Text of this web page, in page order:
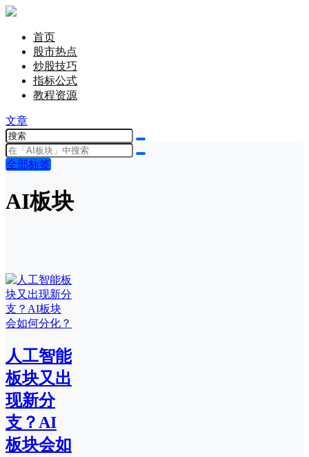
首页
股市热点
炒股技巧
指标公式
教程资源
文章
全部标签
AI板块
人工智能
板块又出
现新分
支？AI
板块会如